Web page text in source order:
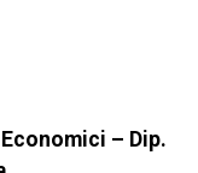
– Dip.